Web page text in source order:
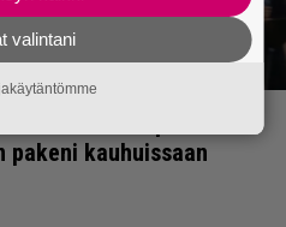
Linda Lampeniuksen
pakeni kauhuissaan
valintani